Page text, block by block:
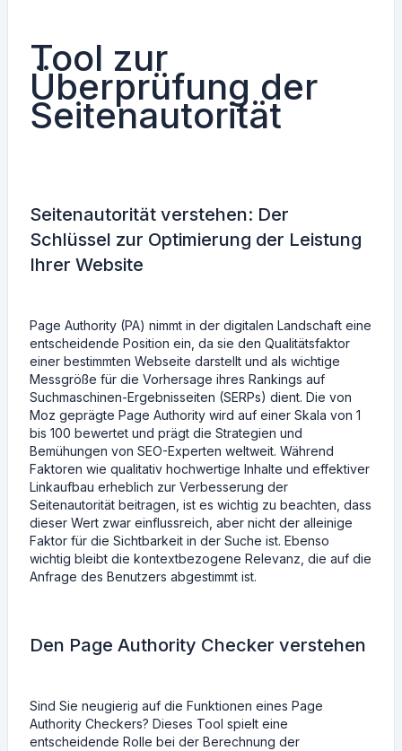
Tool zur
Überprüfung der
Seitenautorität
Seitenautorität verstehen: Der
Schlüssel zur Optimierung der Leistung
Ihrer Website
Page Authority (PA) nimmt in der digitalen Landschaft eine
entscheidende Position ein, da sie den Qualitätsfaktor
einer bestimmten Webseite darstellt und als wichtige
Messgröße für die Vorhersage ihres Rankings auf
Suchmaschinen-Ergebnisseiten (SERPs) dient. Die von
Moz geprägte Page Authority wird auf einer Skala von 1
bis 100 bewertet und prägt die Strategien und
Bemühungen von SEO-Experten weltweit. Während
Faktoren wie qualitativ hochwertige Inhalte und effektiver
Linkaufbau erheblich zur Verbesserung der
Seitenautorität beitragen, ist es wichtig zu beachten, dass
dieser Wert zwar einflussreich, aber nicht der alleinige
Faktor für die Sichtbarkeit in der Suche ist. Ebenso
wichtig bleibt die kontextbezogene Relevanz, die auf die
Anfrage des Benutzers abgestimmt ist.
Den Page Authority Checker verstehen
Sind Sie neugierig auf die Funktionen eines Page
Authority Checkers? Dieses Tool spielt eine
entscheidende Rolle bei der Berechnung der